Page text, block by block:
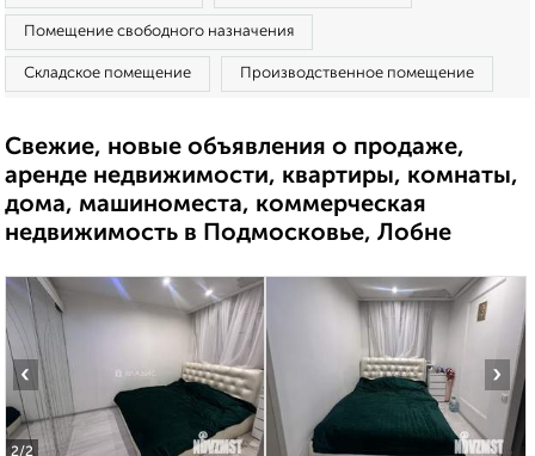
Помещение свободного назначения
Складское помещение Производственное помещение
Свежие, новые объявления о продаже,
аренде недвижимости, квартиры, комнаты,
дома, машиноместа, коммерческая
недвижимость в Подмосковье, Лобне
2/2
‹ ›